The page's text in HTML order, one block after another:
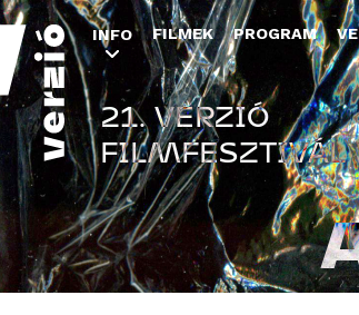
INFO FILMEK PROGRAM
21. VERZIÓ
FILMFESZTIVÁL